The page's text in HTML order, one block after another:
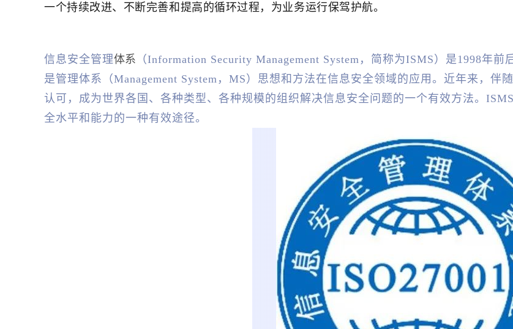
一个持续改进、不断完善和提高的循环过程，为业务运行保驾护航。
信息安全管理体系 （Information Security Management System，简称为ISMS）是1998年
是管理体系（Management System，MS）思想和方法在信息安全领域的应用。近年来，伴
认可，成为世界各国、各种类型、各种规模的组织解决信息安全问题的一个有效方法。ISMS
全水平和能力的一种有效途径。